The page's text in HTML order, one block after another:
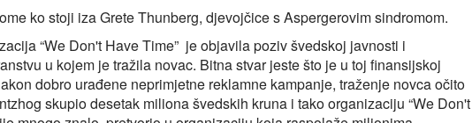
ko stoji iza Grete Thunberg, djevojčice s Aspergerovim sindromom.
“We Don't Have Time” je objavila poziv švedskoj javnosti i
u kojem je tražila novac. Bitna stvar jeste što je u toj finansijskoj
dobro urađene neprimjetne reklamne kampanje, traženje novca očito
skupio desetak miliona švedskih kruna i tako organizaciju “We Don't